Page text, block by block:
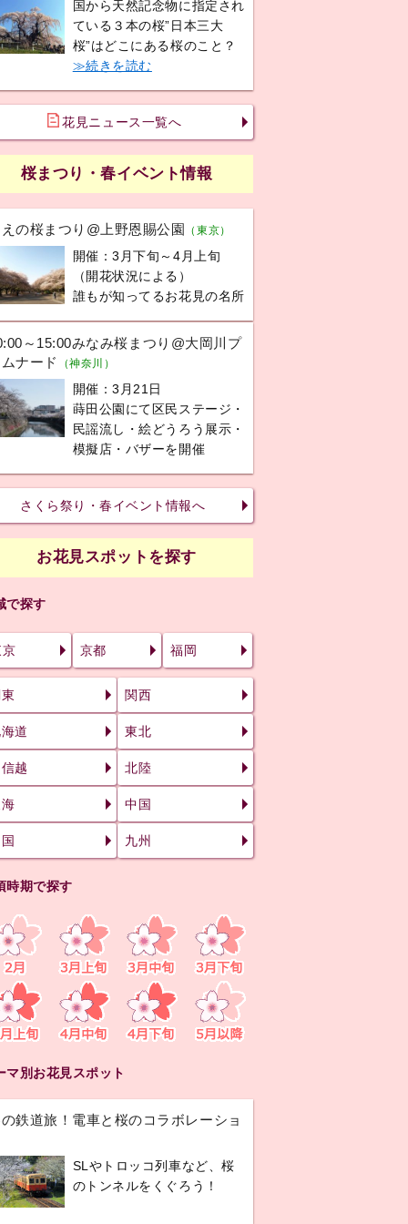
国から天然記念物に指定され
ている３本の桜”日本三大
桜”はどこにある桜のこと？
≫続きを読む
花見ニュース一覧へ
桜まつり・春イベント情報
の桜まつり@上野恩賜公園 （東京）
開催：3月下旬～4月上旬
（開花状況による）
誰もが知ってるお花見の名所
～15:00みなみ桜まつり@大岡川プ
ナード
（神奈川）
開催：3月21日
蒔田公園にて区民ステージ・
民謡流し・絵どうろう展示・
模擬店・バザーを開催
さくら祭り・春イベント情報へ
お花見スポットを探す
で探す
京 京都 福岡
関西
道 東北
越 北陸
中国
九州
時期で探す
マ別お花見スポット
鉄道旅！電車と桜のコラボレーショ
SLやトロッコ列車など、桜
のトンネルをくぐろう！